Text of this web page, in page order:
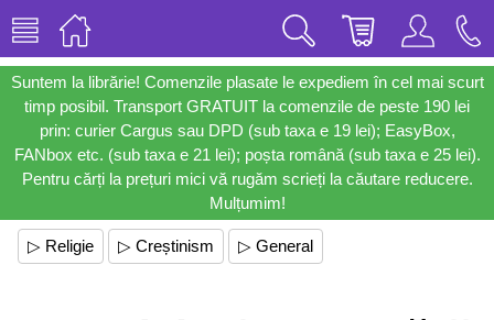
Suntem la librărie! Comenzile plasate le expediem în cel mai scurt
timp posibil. Transport GRATUIT la comenzile de peste 190 lei
prin: curier Cargus sau DPD (sub taxa e 19 lei); EasyBox,
FANbox etc. (sub taxa e 21 lei); poșta română (sub taxa e 25 lei).
Pentru cărți la prețuri mici vă rugăm scrieți la căutare reducere.
Mulțumim!
▷ Religie ▷ Creștinism ▷ General